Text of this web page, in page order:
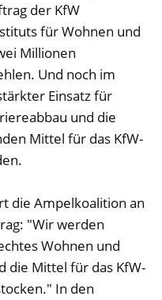
der KfW
für Wohnen und
Millionen
Und noch im
Einsatz für
und die
Mittel für das KfW-
die Ampelkoalition an
"Wir werden
Wohnen und
die Mittel für das KfW-
In den